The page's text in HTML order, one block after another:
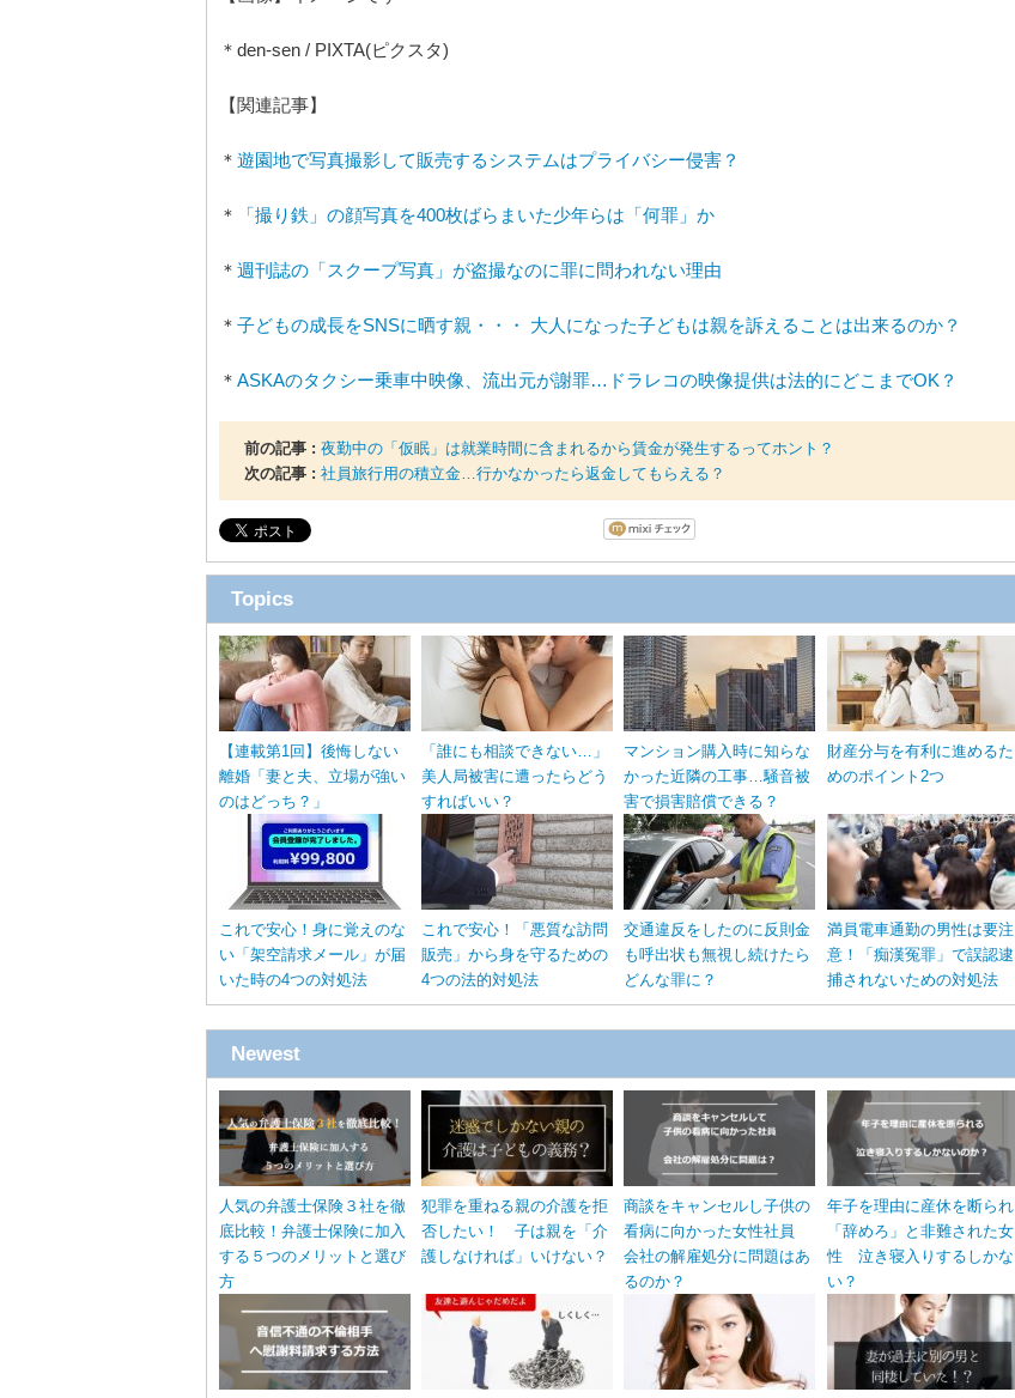
＊den-sen / PIXTA(ピクスタ)
【関連記事】
＊ 遊園地で写真撮影して販売するシステムはプライバシー侵害？
＊ 「撮り鉄」の顔写真を400枚ばらまいた少年らは「何罪」か
＊ 週刊誌の「スクープ写真」が盗撮なのに罪に問われない理由
＊ 子どもの成長をSNSに晒す親・・・ 大人になった子どもは親を訴えることは出来るのか？
＊ ASKAのタクシー乗車中映像、流出元が謝罪…ドラレコの映像提供は法的にどこまでOK？
前の記事 : 夜勤中の「仮眠」は就業時間に含まれるから賃金が発生するってホント？
次の記事 : 社員旅行用の積立金…行かなかったら返金してもらえる？
Topics
【連載第1回】後悔しない
離婚「妻と夫、立場が強い
のはどっち？」
「誰にも相談できない…」
美人局被害に遭ったらどう
すればいい？
マンション購入時に知らな
かった近隣の工事…騒音被
害で損害賠償できる？
財産分与を有利に進めるた
めのポイント2つ
これで安心！身に覚えのな
い「架空請求メール」が届
いた時の4つの対処法
これで安心！「悪質な訪問
販売」から身を守るための
4つの法的対処法
交通違反をしたのに反則金
も呼出状も無視し続けたら
どんな罪に？
満員電車通勤の男性は要注
意！「痴漢冤罪」で誤認逮
捕されないための対処法
Newest
人気の弁護士保険３社を徹
底比較！弁護士保険に加入
する５つのメリットと選び
方
犯罪を重ねる親の介護を拒
否したい！ 子は親を「介
護しなければ」いけない？
商談をキャンセルし子供の
看病に向かった女性社員
会社の解雇処分に問題はあ
るのか？
年子を理由に産休を断られ
「辞めろ」と非難された女
性 泣き寝入りするしかな
い？